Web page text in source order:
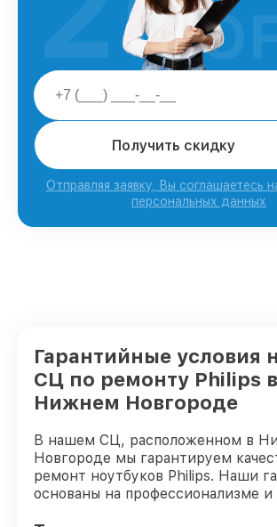
Получить скидку
Отправляя заявку, Вы соглашаетесь
персональных данных
Гарантийные условия
СЦ по ремонту Philips в
Нижнем Новгороде
В нашем СЦ, расположенном в
Новгороде мы гарантируем
ремонт ноутбуков Philips. Наши
основаны на профессионализме и